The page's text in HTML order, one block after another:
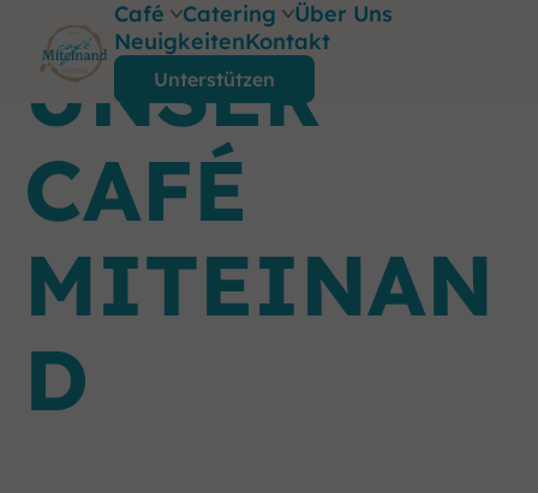
Café
Cafe
Vermietung
Catering
Catering
Foodtrailer
Über Uns
NeuigkeitenKontakt
Unterstützen
UNSER
CAFÉ
MITEINAN
D